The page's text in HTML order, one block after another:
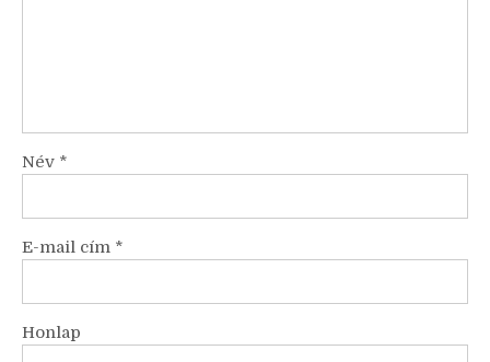
Név *
E-mail cím *
Honlap